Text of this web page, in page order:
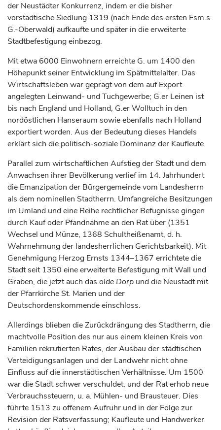
der Neustädter Konkurrenz, indem er die bisher
vorstädtische Siedlung 1319 (nach Ende des ersten Fsm.s
G.-Oberwald) aufkaufte und später in die erweiterte
Stadtbefestigung einbezog.
Mit etwa 6000 Einwohnern erreichte G. um 1400 den
Höhepunkt seiner Entwicklung im Spätmittelalter. Das
Wirtschaftsleben war geprägt von dem auf Export
angelegten Leinwand- und Tuchgewerbe; G.er Leinen ist
bis nach England und Holland, G.er Wolltuch in den
nordöstlichen Hanseraum sowie ebenfalls nach Holland
exportiert worden. Aus der Bedeutung dieses Handels
erklärt sich die politisch-soziale Dominanz der Kaufleute.
Parallel zum wirtschaftlichen Aufstieg der Stadt und dem
Anwachsen ihrer Bevölkerung verlief im 14. Jahrhundert
die Emanzipation der Bürgergemeinde vom Landesherrn
als dem nominellen Stadtherrn. Umfangreiche Besitzungen
im Umland und eine Reihe rechtlicher Befugnisse gingen
durch Kauf oder Pfandnahme an den Rat über (1351
Wechsel und Münze, 1368 Schultheißenamt, d. h.
Wahrnehmung der landesherrlichen Gerichtsbarkeit). Mit
Genehmigung Herzog Ernsts 1344–1367 errichtete die
Stadt seit 1350 eine erweiterte Befestigung mit Wall und
Graben, die jetzt auch das olde Dorp und die Neustadtmit
der Pfarrkirche St. Marien und der
Deutschordenskommende einschloss.
Allerdings blieben die Zurückdrängung des Stadtherrn, die
machtvolle Position des nur aus einem kleinen Kreis von
Familien rekrutierten Rates, der Ausbau der städtischen
Verteidigungsanlagen und der Landwehr nicht ohne
Einfluss auf die innerstädtischen Verhältnisse. Um 1500
war die Stadt schwer verschuldet, und der Rat erhob neue
Verbrauchssteuern, u. a. Mühlen- und Brausteuer. Dies
führte 1513 zu offenem Aufruhr und in der Folge zur
Revision der Ratsverfassung; Kaufleute und Handwerker